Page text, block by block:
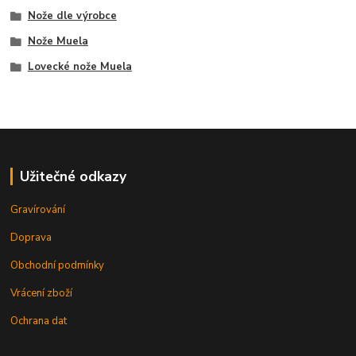
Nože dle výrobce
Nože Muela
Lovecké nože Muela
Užitečné odkazy
Gravírování
Doprava
Obchodní podmínky
Vrácení zboží
Ochrana dat